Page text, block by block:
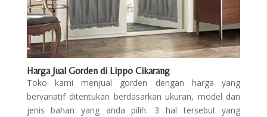
Harga Jual Gorden di Lippo Cikarang
Toko kami menjual gorden dengan harga yang
bervariatif ditentukan berdasarkan ukuran, model dan
jenis bahan yang anda pilih. 3 hal tersebut yang